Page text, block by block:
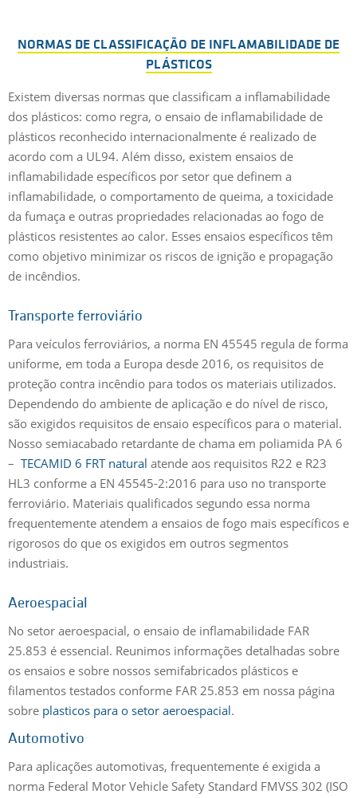
NORMAS DE CLASSIFICAÇÃO DE INFLAMABILIDADE DE
PLÁSTICOS
Existem diversas normas que classificam a inflamabilidade
dos plásticos: como regra, o ensaio de inflamabilidade de
plásticos reconhecido internacionalmente é realizado de
acordo com a UL94. Além disso, existem ensaios de
inflamabilidade específicos por setor que definem a
inflamabilidade, o comportamento de queima, a toxicidade
da fumaça e outras propriedades relacionadas ao fogo de
plásticos resistentes ao calor. Esses ensaios específicos têm
como objetivo minimizar os riscos de ignição e propagação
de incêndios.
Transporte ferroviário
Para veículos ferroviários, a norma EN 45545 regula de forma
uniforme, em toda a Europa desde 2016, os requisitos de
proteção contra incêndio para todos os materiais utilizados.
Dependendo do ambiente de aplicação e do nível de risco,
são exigidos requisitos de ensaio específicos para o material.
Nosso semiacabado retardante de chama em poliamida PA 6
– TECAMID 6 FRT natural atende aos requisitos R22 e R23
HL3 conforme a EN 45545-2:2016 para uso no transporte
ferroviário. Materiais qualificados segundo essa norma
frequentemente atendem a ensaios de fogo mais específicos e
rigorosos do que os exigidos em outros segmentos
industriais.
Aeroespacial
No setor aeroespacial, o ensaio de inflamabilidade FAR
25.853 é essencial. Reunimos informações detalhadas sobre
os ensaios e sobre nossos semifabricados plásticos e
filamentos testados conforme FAR 25.853 em nossa página
sobre plasticos para o setor aeroespacial.
Automotivo
Para aplicações automotivas, frequentemente é exigida a
norma Federal Motor Vehicle Safety Standard FMVSS 302 (ISO